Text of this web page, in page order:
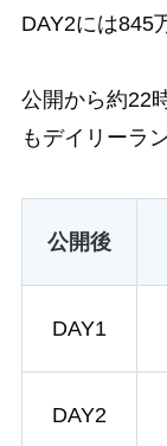
DAY2には845
公開から約22
もデイリーラ
公開後
DAY1
DAY2